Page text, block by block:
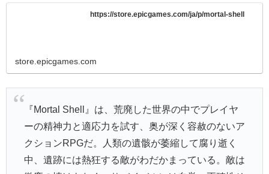
https://store.epicgames.com/ja/p/mortal-shell
store.epicgames.com
『Mortal Shell』は、荒廃した世界の中でプレイヤ
ーの精神力と適応力を試す、奥が深く容赦のないア
クションRPGだ。人類の遺骸が萎縮して腐り逝く
中、遺跡には熱狂する敵がわだかまっている。敵は